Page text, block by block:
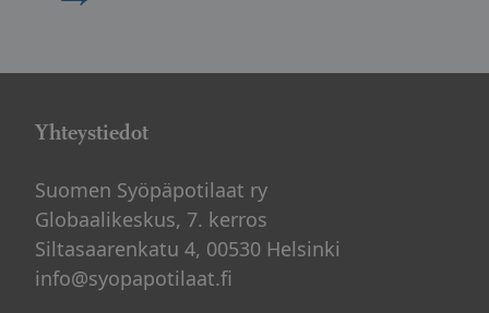
Yhteystiedot
Suomen Syöpäpotilaat ry
Globaalikeskus, 7. kerros
Siltasaarenkatu 4, 00530 Helsinki
info@syopapotilaat.fi